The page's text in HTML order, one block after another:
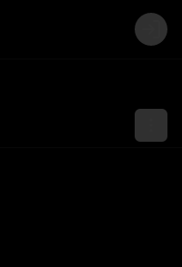
Login